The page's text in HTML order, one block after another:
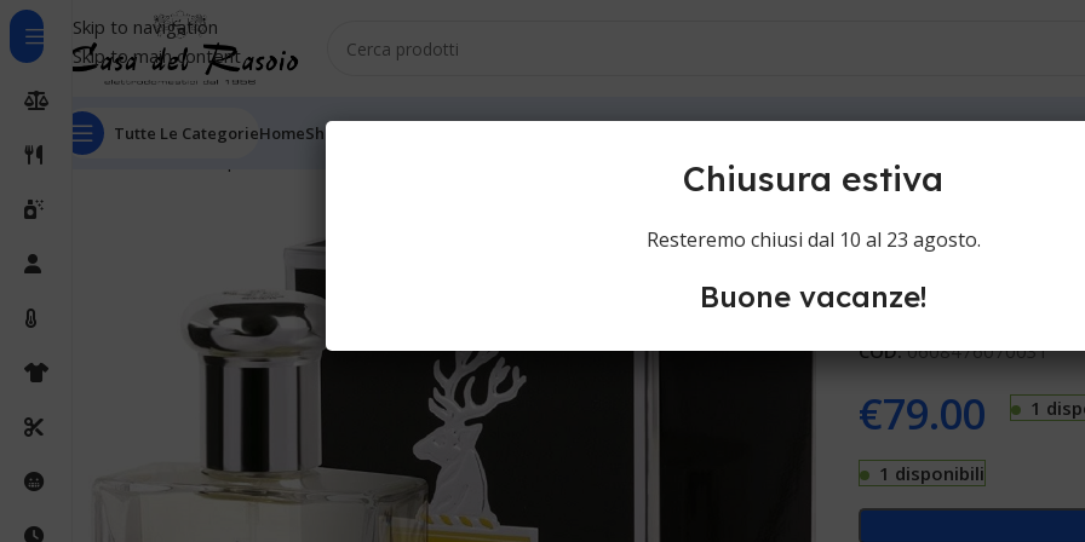
Skip to navigation
Skip to main content
Tutte Le CategorieHomeShop
Home Castle Forbes Eau de parfum keig
Castle
Aftershave Castle Forbes
COD:0608476070031
€79.00 1
1 disponibili
Chiusura estiva
Resteremo chiusi dal 10 al 23 agosto.
Buone vacanze!